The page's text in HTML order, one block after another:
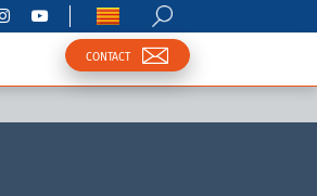
CONTACT